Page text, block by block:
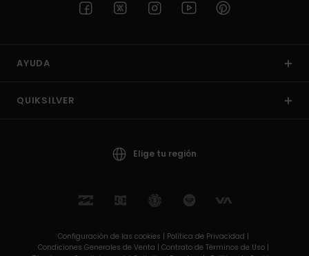
AYUDA
QUIKSILVER
Elige tu región
Configuración de las cookies | Política de Privacidad |
Condiciones Generales de Venta | Contrato de Términos de Uso |